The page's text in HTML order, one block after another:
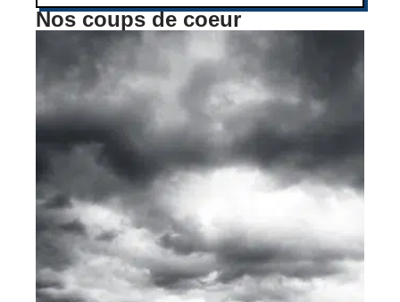
Nos coups de coeur